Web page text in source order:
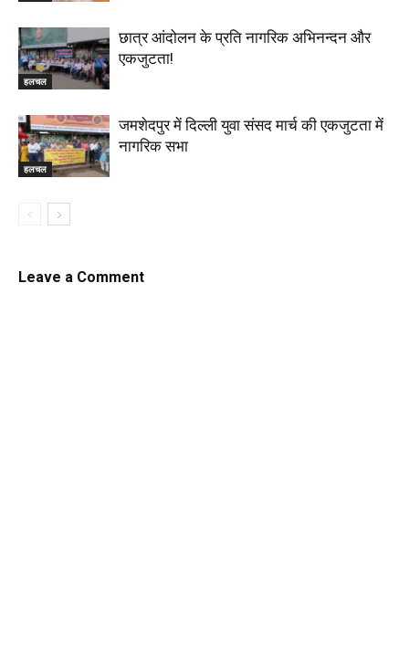
हलचल
छात्र आंदोलन के प्रति नागरिक अभिनन्दन और
एकजुटता!
हलचल
जमशेदपुर में दिल्ली युवा संसद मार्च की एकजुटता में
नागरिक सभा
Leave a Comment